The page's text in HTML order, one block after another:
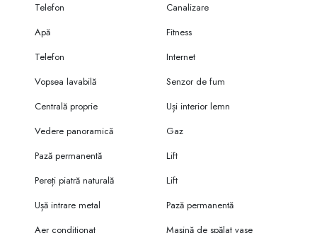
Telefon
Canalizare
Apă
Fitness
Telefon
Internet
Vopsea lavabilă
Senzor de fum
Centrală proprie
Uși interior lemn
Vedere panoramică
Gaz
Pază permanentă
Lift
Pereți piatră naturală
Lift
Ușă intrare metal
Pază permanentă
Aer condiționat
Mașină de spălat vase